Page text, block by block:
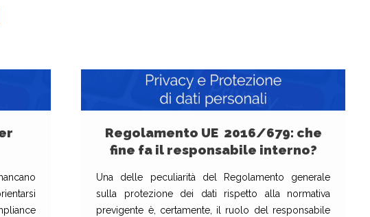
Regolamento UE 2016/679: che
fine fa il responsabile interno?
Una delle peculiarità del Regolamento generale
sulla protezione dei dati rispetto alla normativa
previgente è, certamente, il ruolo del responsabile